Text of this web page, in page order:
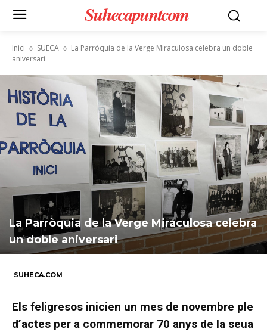
Suhecapuntcom
Inici SUECA
La Parròquia de la Verge Miraculosa celebra un doble
aniversari
La Parròquia de la Verge Miraculosa celebra
un doble aniversari
SUHECA.COM
Els feligresos inicien un mes de novembre ple
d’actes per a commemorar 70 anys de la seua